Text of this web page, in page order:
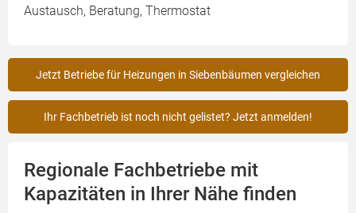
Austausch, Beratung, Thermostat
Jetzt Betriebe für Heizungen in Siebenbäumen vergleichen
Ihr Fachbetrieb ist noch nicht gelistet? Jetzt anmelden!
Regionale Fachbetriebe mit
Kapazitäten in Ihrer Nähe finden